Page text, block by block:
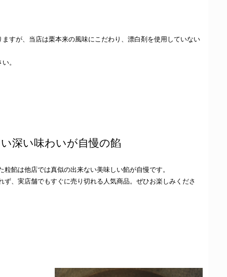
すが、当店は栗本来の風味にこだわり、漂白剤を使用していない
。
深い味わいが自慢の餡
餡は他店では真似の出来ない美味しい餡が自慢です。
ず、実店舗でもすぐに売り切れる人気商品。ぜひお楽しみくださ